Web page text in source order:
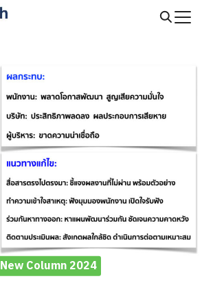
New Column 2024